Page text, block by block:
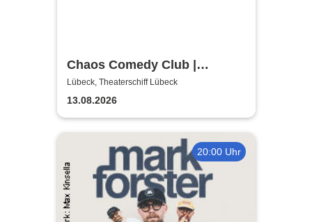
Chaos Comedy Club |
Theaterschiff Lübeck
Lübeck, Theaterschiff Lübeck
13.08.2026
20:00 Uhr